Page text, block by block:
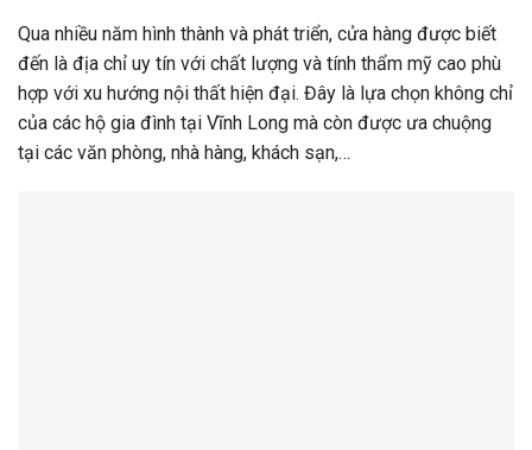
Qua nhiều năm hình thành và phát triển, cửa hàng được biết
đến là địa chỉ uy tín với chất lượng và tính thẩm mỹ cao phù
hợp với xu hướng nội thất hiện đại. Đây là lựa chọn không chỉ
của các hộ gia đình tại Vĩnh Long mà còn được ưa chuộng
tại các văn phòng, nhà hàng, khách sạn,…